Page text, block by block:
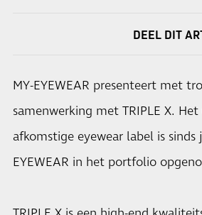
DEEL DIT
MY-EYEWEAR presenteert met
samenwerking met TRIPLE X.
afkomstige eyewear label is
EYEWEAR in het portfolio